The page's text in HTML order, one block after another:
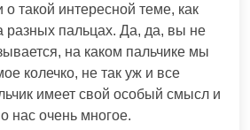
о такой интересной теме, как
разных пальцах. Да, да, вы не
на каком пальчике мы
колечко, не так уж и все
имеет свой особый смысл и
нас очень многое.